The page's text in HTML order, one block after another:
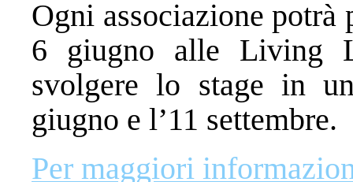
Ogni associazione
6 giugno alle Living
svolgere lo stage in
giugno e l’11 settembre.
Per maggiori